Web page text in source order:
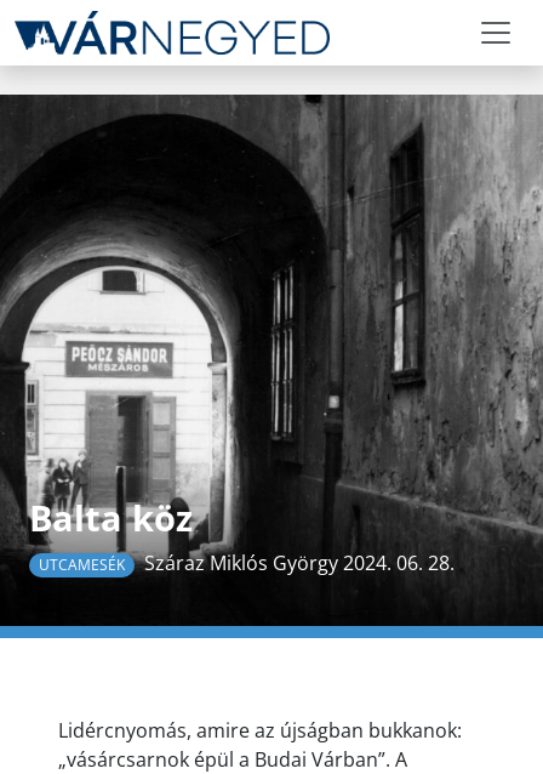
Balta köz
UTCAMESÉK Száraz Miklós György 2024. 06. 28.
Lidércnyomás, amire az újságban bukkanok:
„vásárcsarnok épül a Budai Várban”. A